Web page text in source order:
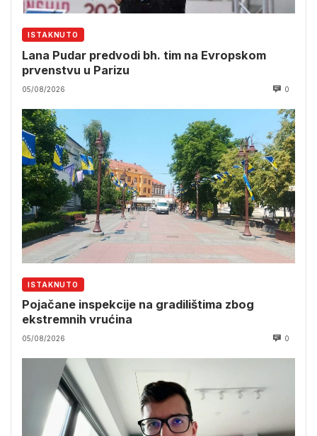
ISTAKNUTO
Lana Pudar predvodi bh. tim na Evropskom
prvenstvu u Parizu
05/08/2026 0
ISTAKNUTO
Pojačane inspekcije na gradilištima zbog
ekstremnih vrućina
05/08/2026 0